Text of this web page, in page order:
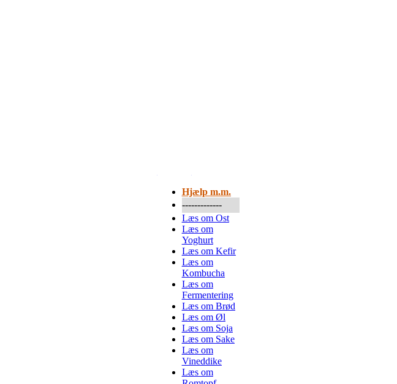
Hjælp m.m.
-------------
Læs om Ost
Læs om
Yoghurt
Læs om Kefir
Læs om
Kombucha
Læs om
Fermentering
Læs om Brød
Læs om Øl
Læs om Soja
Læs om Sake
Læs om
Vineddike
Læs om